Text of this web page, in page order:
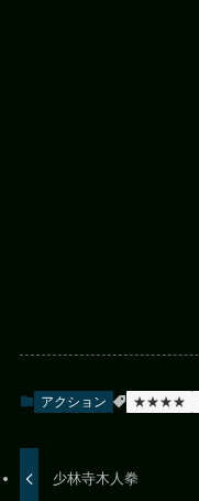
アクション ★★★★
少林寺木人拳